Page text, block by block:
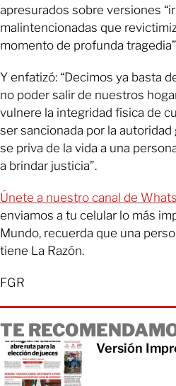
apresurados sobre versiones
malintencionadas que
momento de profunda
Y enfatizó: “Decimos ya basta
no poder salir de nuestros
vulnere la integridad física de
ser sancionada por la
se priva de la vida a una
a brindar justicia”.
Únete a nuestro canal de
enviamos a tu celular lo más
Mundo, recuerda que una
tiene La Razón.
FGR
TE
Versión